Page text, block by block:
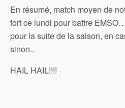
En résumé, match moyen de
fort ce lundi pour battre
pour la suite de la saison, en
sinon..
HAIL HAIL!!!!